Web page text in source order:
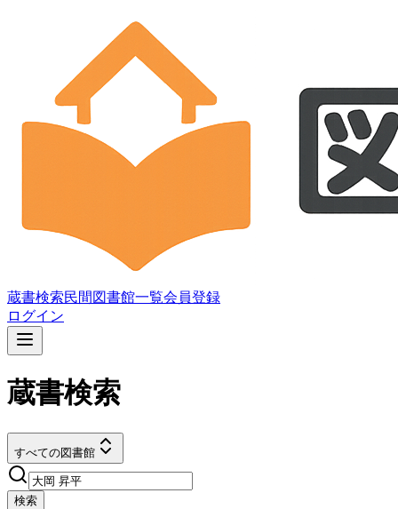
蔵書検索民間図書館一覧会員登録
ログイン
蔵書検索
すべての図書館
検索